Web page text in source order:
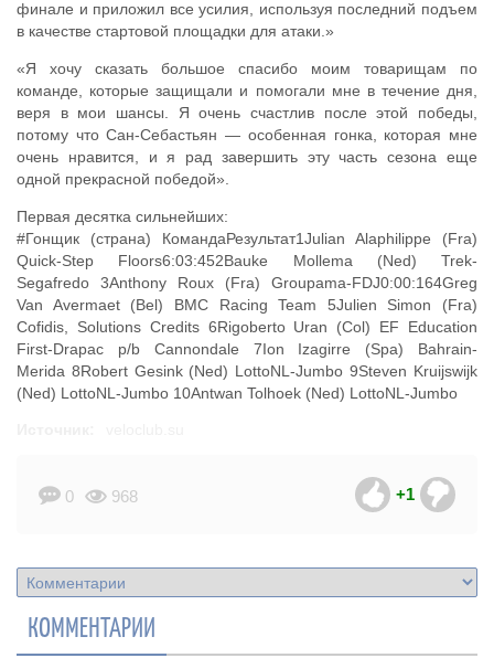
финале и приложил все усилия, используя последний подъем
в качестве стартовой площадки для атаки.»
«Я хочу сказать большое спасибо моим товарищам по
команде, которые защищали и помогали мне в течение дня,
веря в мои шансы. Я очень счастлив после этой победы,
потому что Сан-Себастьян — особенная гонка, которая мне
очень нравится, и я рад завершить эту часть сезона еще
одной прекрасной победой».
Первая десятка сильнейших:
#Гонщик (страна) КомандаРезультат1Julian Alaphilippe (Fra)
Quick-Step Floors6:03:452Bauke Mollema (Ned) Trek-
Segafredo 3Anthony Roux (Fra) Groupama-FDJ0:00:164Greg
Van Avermaet (Bel) BMC Racing Team 5Julien Simon (Fra)
Cofidis, Solutions Credits 6Rigoberto Uran (Col) EF Education
First-Drapac p/b Cannondale 7Ion Izagirre (Spa) Bahrain-
Merida 8Robert Gesink (Ned) LottoNL-Jumbo 9Steven Kruijswijk
(Ned) LottoNL-Jumbo 10Antwan Tolhoek (Ned) LottoNL-Jumbo
0 968 +1
КОММЕНТАРИИ